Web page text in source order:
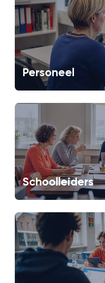
Personeel
Schoolleiders